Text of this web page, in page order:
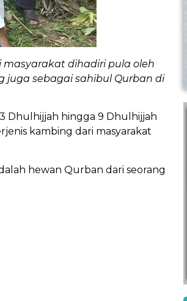
dihadiri pula oleh
juga sebagai sahibul Qurban di
Dhulhijjah hingga 9 Dhulhijjah
kambing dari masyarakat
hewan Qurban dari seorang